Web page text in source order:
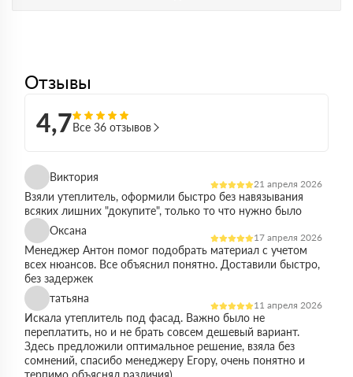
Отзывы
4,7Все 36 отзывов
Виктория
21 апреля 2026
Взяли утеплитель, оформили быстро без навязывания
всяких лишних "докупите", только то что нужно было
Оксана
17 апреля 2026
Менеджер Антон помог подобрать материал с учетом
всех нюансов. Все объяснил понятно. Доставили быстро,
без задержек
татьяна
11 апреля 2026
Искала утеплитель под фасад. Важно было не
переплатить, но и не брать совсем дешевый вариант.
Здесь предложили оптимальное решение, взяла без
сомнений, спасибо менеджеру Егору, очень понятно и
терпимо объяснял различия)